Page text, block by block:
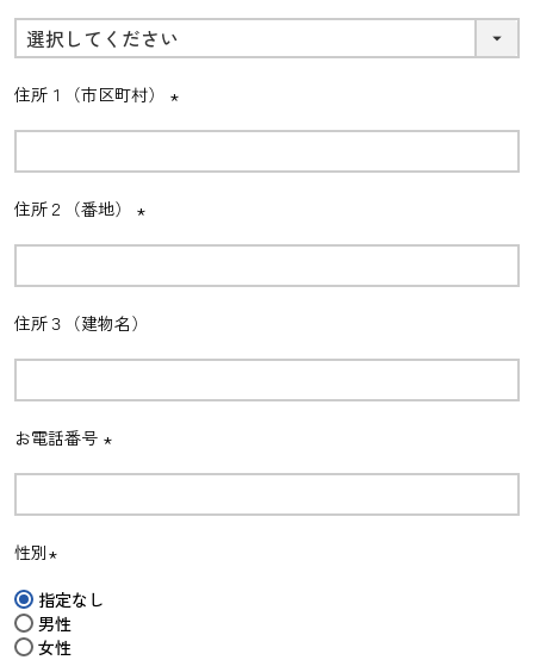
(必
須)
住所１（市区町村）
(必
住所２（番地）
(必
住所３（建物名）
お電話番号
(必
性別
須)
指定なし
男性
女性